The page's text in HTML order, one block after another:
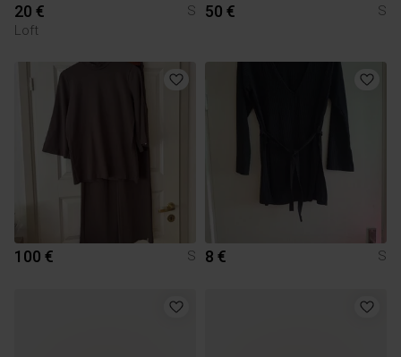
20 €
S
Loft
50 € S
100 € S 8 € S